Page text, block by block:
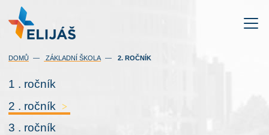
DOMŮ ZÁKLADNÍ ŠKOLA 2. ROČNÍK(AKTUÁLNÍ)
1 . ročník
2 . ročník
>
3 . ročník